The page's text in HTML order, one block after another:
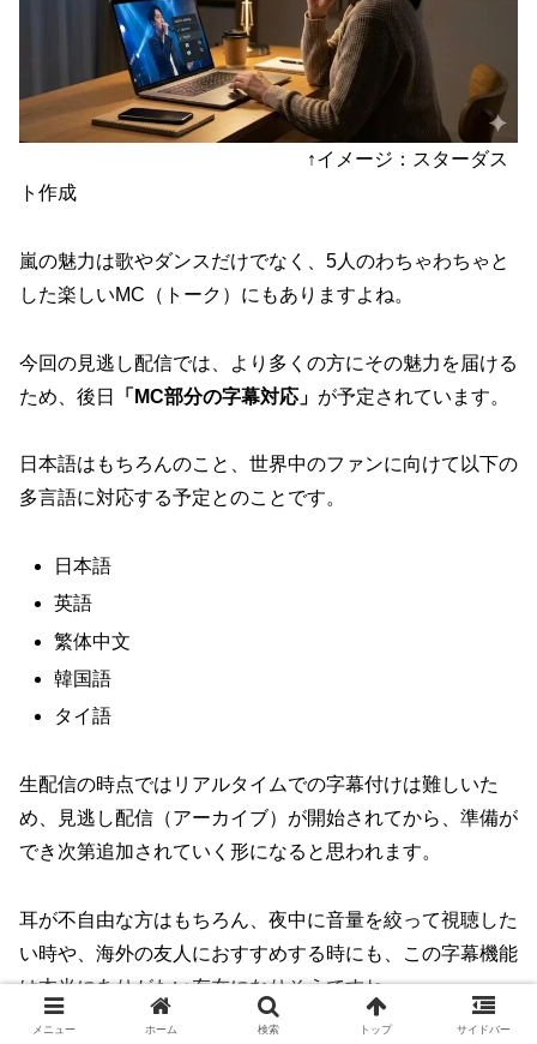
↑イメージ：スターダス
ト作成
嵐の魅力は歌やダンスだけでなく、5人のわちゃわちゃと
した楽しいMC（トーク）にもありますよね。
今回の見逃し配信では、より多くの方にその魅力を届ける
ため、後日
「MC部分の字幕対応」 が予定されています。
日本語はもちろんのこと、世界中のファンに向けて以下の
多言語に対応する予定とのことです。
日本語
英語
繁体中文
韓国語
タイ語
生配信の時点ではリアルタイムでの字幕付けは難しいた
め、見逃し配信（アーカイブ）が開始されてから、準備が
でき次第追加されていく形になると思われます。
耳が不自由な方はもちろん、夜中に音量を絞って視聴した
い時や、海外の友人におすすめする時にも、この字幕機能
は本当にありがたい存在になりそうですね。
メニュー ホーム 検索 トップ サイドバー